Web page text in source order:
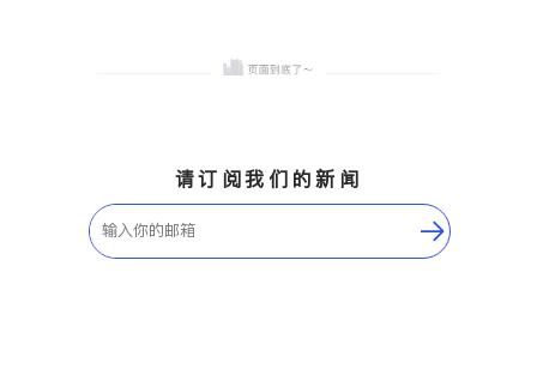
请订阅我们的新闻